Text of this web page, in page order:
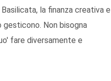
la finanza creativa e
Non bisogna
fare diversamente e